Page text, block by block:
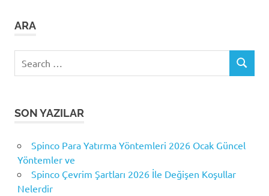
ARA
for:
SEARCH
SON YAZILAR
Spinco Para Yatırma Yöntemleri 2026 Ocak Güncel
Yöntemler ve
Spinco Çevrim Şartları 2026 İle Değişen Koşullar
Nelerdir